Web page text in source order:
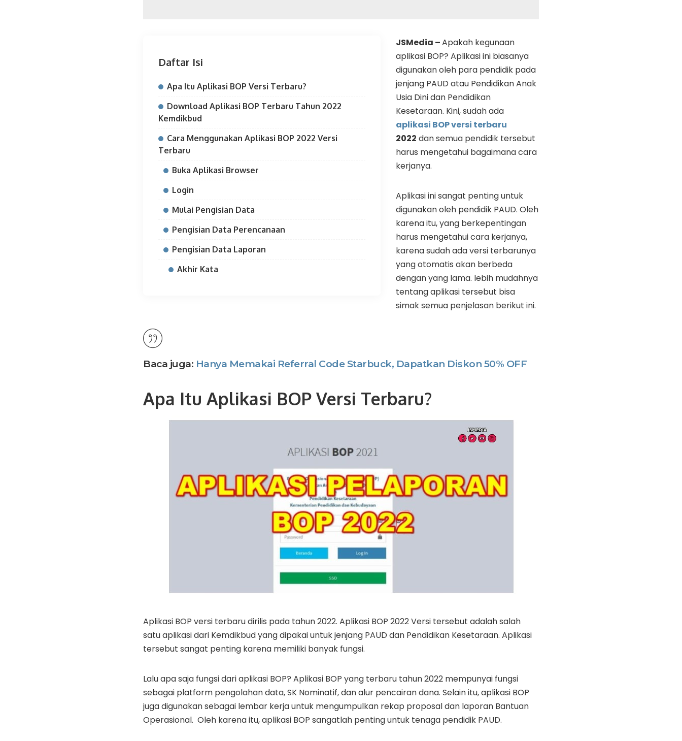
Daftar Isi
Apa Itu Aplikasi BOP Versi Terbaru?
Download Aplikasi BOP Terbaru Tahun 2022
Kemdikbud
Cara Menggunakan Aplikasi BOP 2022 Versi
Terbaru
Buka Aplikasi Browser
Login
Mulai Pengisian Data
Pengisian Data Perencanaan
Pengisian Data Laporan
Akhir Kata
JSMedia –Apakah kegunaan
aplikasi BOP? Aplikasi ini biasanya
digunakan oleh para pendidik pada
jenjang PAUD atau Pendidikan Anak
Usia Dini dan Pendidikan
Kesetaraan. Kini, sudah ada
aplikasi BOP versi terbaru
2022 dan semua pendidik tersebut
harus mengetahui bagaimana cara
kerjanya.
Aplikasi ini sangat penting untuk
digunakan oleh pendidik PAUD. Oleh
karena itu, yang berkepentingan
harus mengetahui cara kerjanya,
karena sudah ada versi terbarunya
yang otomatis akan berbeda
dengan yang lama. lebih mudahnya
tentang aplikasi tersebut bisa
simak semua penjelasan berikut ini.
Baca juga: Hanya Memakai Referral Code Starbuck, Dapatkan Diskon 50% OFF
Apa Itu Aplikasi BOP Versi Terbaru?
Aplikasi BOP versi terbaru dirilis pada tahun 2022. Aplikasi BOP 2022 Versi tersebut adalah salah
satu aplikasi dari Kemdikbud yang dipakai untuk jenjang PAUD dan Pendidikan Kesetaraan. Aplikasi
tersebut sangat penting karena memiliki banyak fungsi.
Lalu apa saja fungsi dari aplikasi BOP? Aplikasi BOP yang terbaru tahun 2022 mempunyai fungsi
sebagai platform pengolahan data, SK Nominatif, dan alur pencairan dana. Selain itu, aplikasi BOP
juga digunakan sebagai lembar kerja untuk mengumpulkan rekap proposal dan laporan Bantuan
Operasional. Oleh karena itu, aplikasi BOP sangatlah penting untuk tenaga pendidik PAUD.